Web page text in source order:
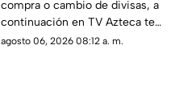
Aguascalientes hoy 6
de agosto de 2026
compra o cambio de divisas, a
continuación en TV Azteca te
informamos cuál es el precio
agosto 06, 2026 08:12 a. m.